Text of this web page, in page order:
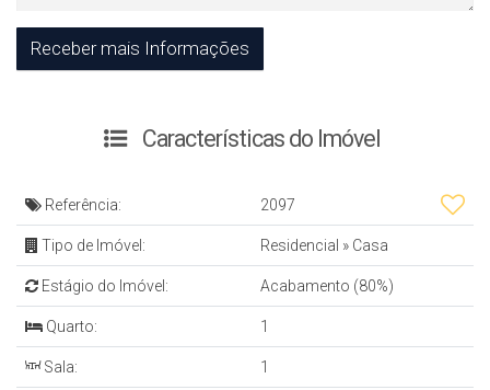
Características do Imóvel
Referência: 2097
Tipo de Imóvel: Residencial » Casa
Estágio do Imóvel: Acabamento (80%)
Quarto: 1
Sala: 1